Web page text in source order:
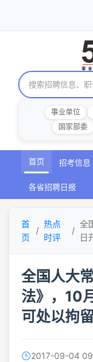
事业单位
国家部委
首页 招考信息
各省招聘日报
首
页
热点
时评
全
日
全国人大
法》，10
可处以拘留
2017-09-04